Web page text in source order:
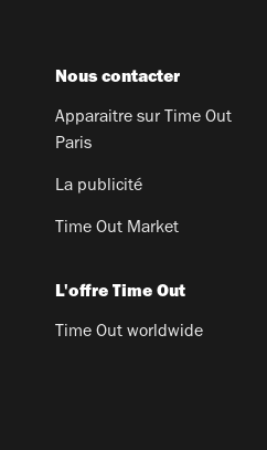
Nous contacter
Apparaitre sur Time Out
Paris
La publicité
Time Out Market
L'offre Time Out
Time Out worldwide